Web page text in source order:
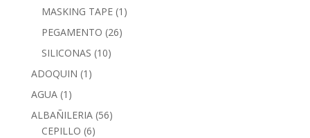
MASKING TAPE (1)
PEGAMENTO (26)
SILICONAS (10)
ADOQUIN (1)
AGUA (1)
ALBAÑILERIA (56)
CEPILLO (6)